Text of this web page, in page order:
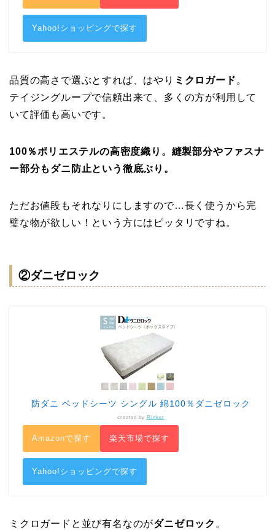
Yahoo!ショッピングで探す
品質の高さで選ぶとすれば、はやり ミクロガード 。
テイジングループで信頼出来て、多くの方が利用して
いて評価も高いです。
100％ポリエステルの高密度織り。縫製部分やファスナ
ー部分もダニ防止という徹底ぶり。
ただお値段もそれなりにしますので…長く使うから完
璧な物が欲しい！という方にはピッタリですね。
②ダニゼロック
防ダニ ベッドシーツ シングル 綿100％ダニゼロック
created by Rinker
Amazonで探す 楽天市場で探す
Yahoo!ショッピングで探す
ミクロガードと並び有名なのがダニゼロック 。